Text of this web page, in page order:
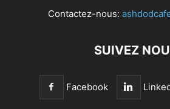
Contactez-nous:
SUIVEZ
Facebook